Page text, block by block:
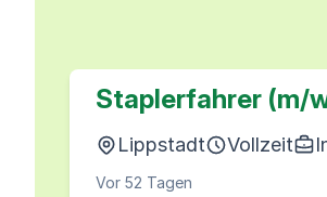
Staplerfahrer (m/
Lippstadt Vollzeit
Vor 52 Tagen